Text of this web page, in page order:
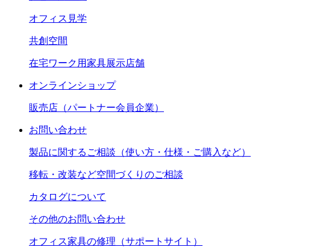
オフィス見学
共創空間
在宅ワーク用家具展示店舗
オンラインショップ
販売店（パートナー会員企業）
お問い合わせ
製品に関するご相談（使い方・仕様・ご購入など）
移転・改装など空間づくりのご相談
カタログについて
その他のお問い合わせ
オフィス家具の修理（サポートサイト）